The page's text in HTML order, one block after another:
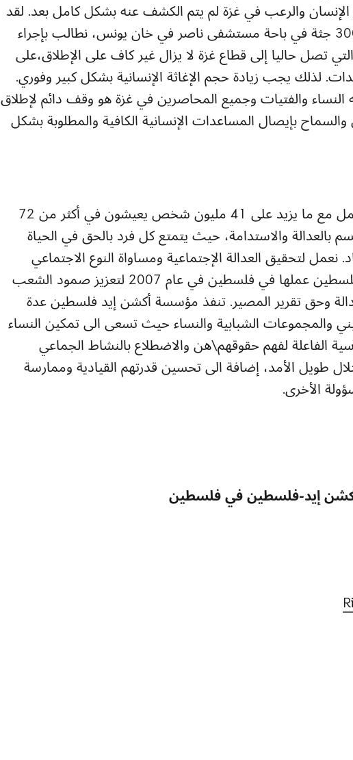
والرعب في غزة لم يتم الكشف عنه بشكل كامل بعد. لقد
روعتنا التقارير الأخيرة عن اكتشاف ما يقارب 300 جثة في باحة مستشفى ناصر في خان يونس، نطالب بإجراء
تصل حاليا إلى قطاع غزة لا يزال غير كاف على الإطلاق،على
لذلك يجب زيادة حجم الإغاثة الإنسانية بشكل كبير وفوري.
النساء والفتيات وجميع المحاصرين في غزة هو وقف دائم لإطلاق
بإيصال المساعدات الإنسانية الكافية والمطلوبة بشكل
مؤسسة آكشن إيد الدولية هي إتحاد عالمي تعمل مع ما يزيد على 41 مليون شخص يعيشون في أكثر من 72
بالعدالة والاستدامة، حيث يتمتع كل فرد بالحق في الحياة
نعمل لتحقيق العدالة الإجتماعية ومساواة النوع الاجتماعي
وإستئصال الفقر. باشرت مؤسسة أكشن إيد-فلسطين عملها في فلسطين في عام 2007 لتعزيز صمود الشعب
وحق تقرير المصير. تنفذ مؤسسة أكشن إيد فلسطين عدة
والمجموعات الشبابية والنساء حيث تسعى الى تمكين النساء
الفاعلة لفهم حقوقهم\هن والاضطلاع بالنشاط الجماعي
طويل الأمد، إضافة الى تحسين قدرتهم القيادية وممارسة
الأخرى.
إيد-فلسطين في فلسطين